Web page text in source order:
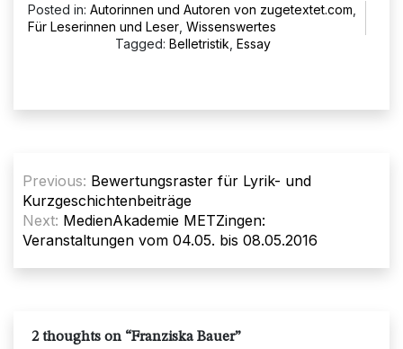
Posted in: Autorinnen und Autoren von zugetextet.com
Für Leserinnen und Leser Wissenswertes
Tagged: Belletristik Essay
Previous: Bewertungsraster für Lyrik- und
Kurzgeschichtenbeiträge
Next: MedienAkademie METZingen:
Veranstaltungen vom 04.05. bis 08.05.2016
2 thoughts on “Franziska Bauer”